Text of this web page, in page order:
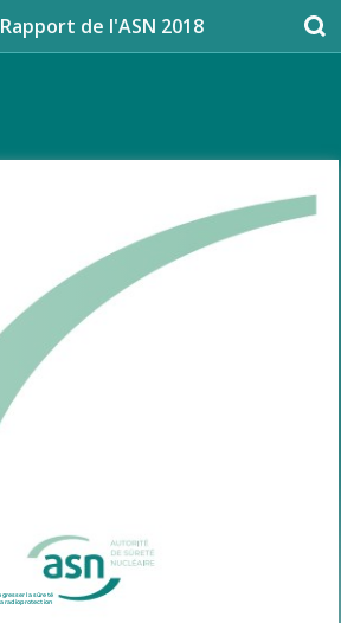
Rapport de l'ASN 2018